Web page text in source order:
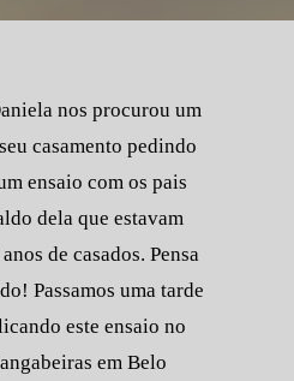
nos procurou um
casamento pedindo
ensaio com os pais
dela que estavam
de casados. Pensa
Passamos uma tarde
este ensaio no
em Belo